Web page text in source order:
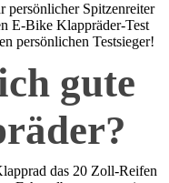
Spitzenreiter
E-Bike Klappräder-Test
persönlichen Testsieger!
gute
das 20 Zoll-Reifen